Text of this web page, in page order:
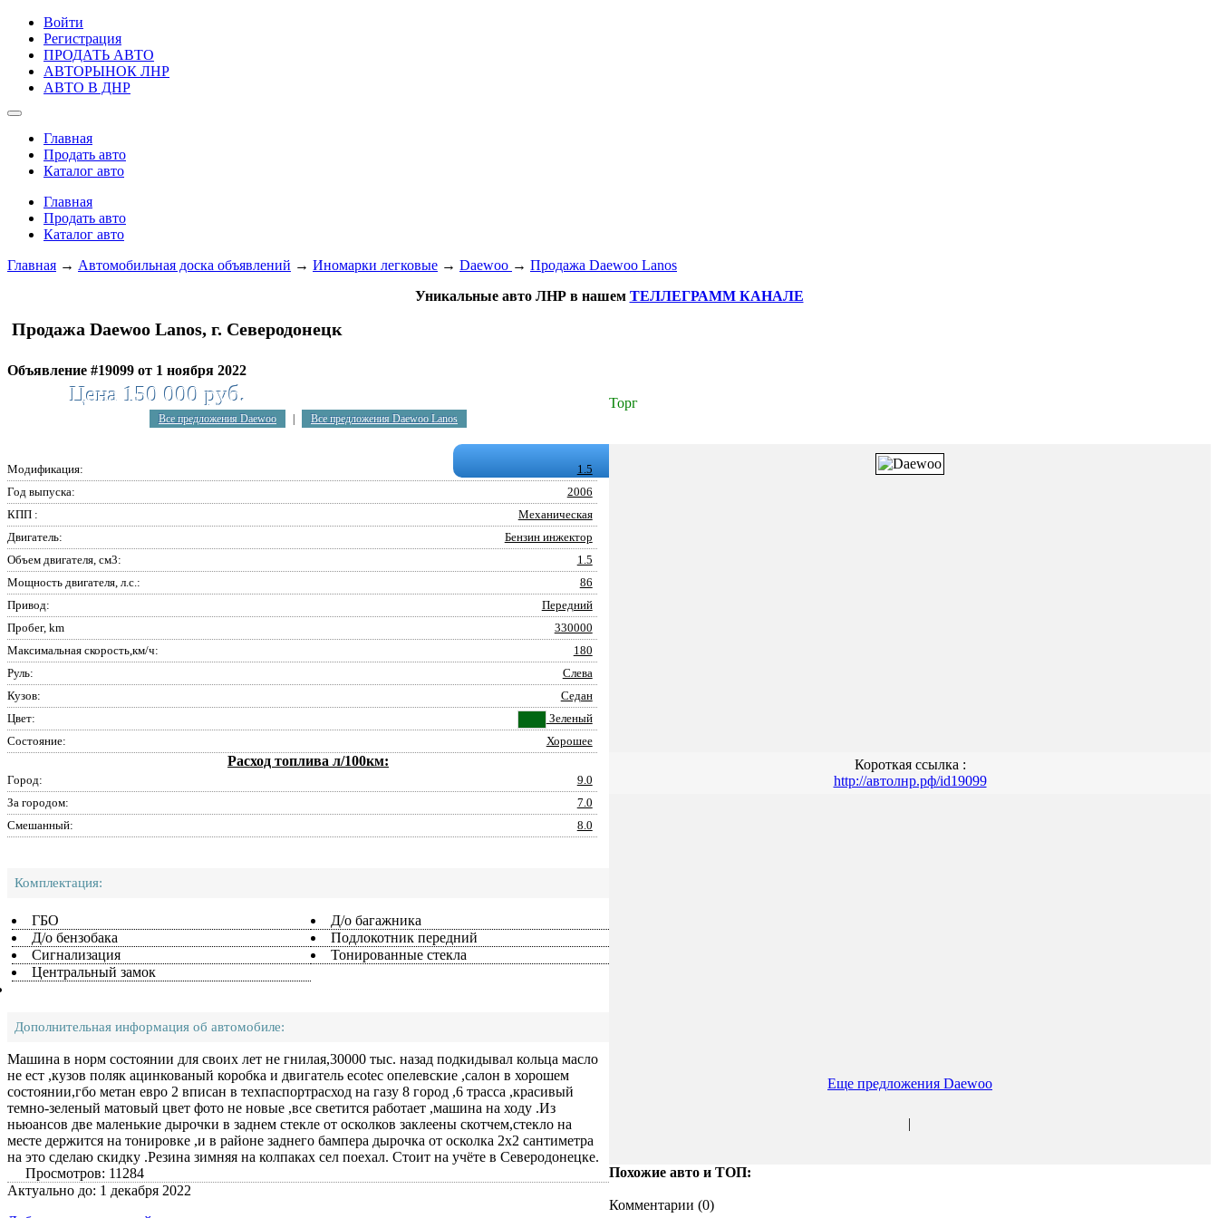
Войти
Регистрация
ПРОДАТЬ АВТО
АВТОРЫНОК ЛНР
АВТО В ДНР
Главная
Продать авто
Каталог авто
Главная
Продать авто
Каталог авто
Главная → Автомобильная доска объявлений → Иномарки легковые → Daewoo → Продажа Daewoo Lanos
Уникальные авто ЛНР в нашем ТЕЛЛЕГРАММ КАНАЛЕ
Продажа Daewoo Lanos, г. Северодонецк
Объявление #19099 от 1 ноября 2022
Цена 150 000 руб. Торг
Все предложения Daewoo Все предложения Daewoo Lanos
Модификация:
1.5
Год выпуска:
2006
КПП :
Механическая
Двигатель:
Бензин инжектор
Объем двигателя, см3:
1.5
Мощность двигателя, л.с.:
86
Привод:
Передний
Пробег, km
330000
Максимальная скорость,км/ч:
180
Руль:
Слева
Кузов:
Седан
Цвет:
Зеленый
Состояние:
Хорошее
Расход топлива л/100км:
Город:
9.0
За городом:
7.0
Смешанный:
8.0
Комплектация:
ГБО
Д/о багажника
Д/о бензобака
Подлокотник передний
Сигнализация
Тонированные стекла
Центральный замок
Дополнительная информация об автомобиле:
Машина в норм состоянии для своих лет не гнилая,30000 тыс. назад подкидывал кольца масло
не ест ,кузов поляк ацинкованый коробка и двигатель ecotec опелевские ,салон в хорошем
состоянии,гбо метан евро 2 вписан в техпаспортрасход на газу 8 город ,6 трасса ,красивый
темно-зеленый матовый цвет фото не новые ,все светится работает ,машина на ходу .Из
ньюансов две маленькие дырочки в заднем стекле от осколков заклеены скотчем,стекло на
месте держится на тонировке ,и в районе заднего бампера дырочка от осколка 2х2 сантиметра
на это сделаю скидку .Резина зимняя на колпаках сел поехал. Стоит на учёте в Северодонецке.
Просмотров: 11284
Актуально до: 1 декабря 2022
Короткая ссылка :
http://автолнр.рф/id19099
Еще предложения Daewoo
|
ПОДАТЬ
Похожие авто и ТОП:
Комментарии (0)